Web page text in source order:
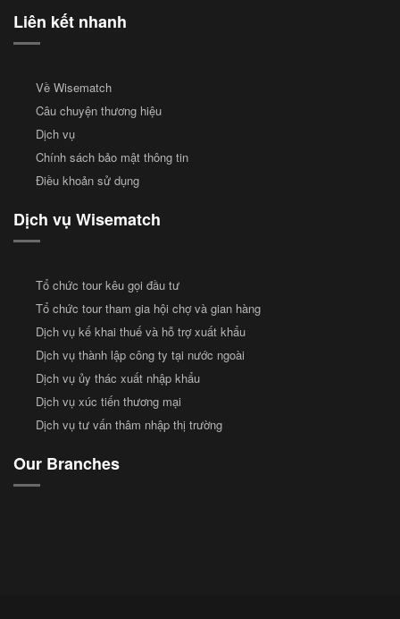
Liên kết nhanh
Về Wisematch
Câu chuyện thương hiệu
Dịch vụ
Chính sách bảo mật thông tin
Điều khoản sử dụng
Dịch vụ Wisematch
Tổ chức tour kêu gọi đầu tư
Tổ chức tour tham gia hội chợ và gian hàng
Dịch vụ kế khai thuế và hỗ trợ xuất khẩu
Dịch vụ thành lập công ty tại nước ngoài
Dịch vụ ủy thác xuất nhập khẩu
Dịch vụ xúc tiến thương mại
Dịch vụ tư vấn thâm nhập thị trường
Our Branches